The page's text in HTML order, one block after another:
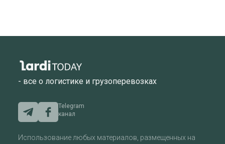
- все о логистике и грузоперевозках
Telegram
канал
Использование любых материалов, размещенных на